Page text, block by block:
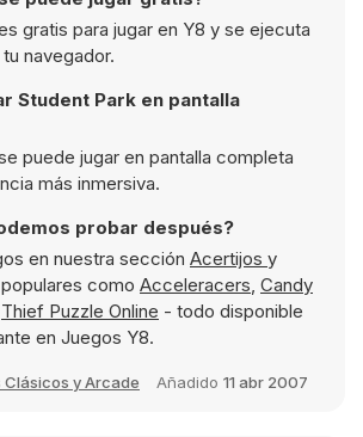
gratis para jugar en Y8 y se ejecuta
navegador.
Student Park en pantalla
puede jugar en pantalla completa
más inmersiva.
probar después?
en nuestra sección Acertijos y
como Acceleracers, Candy
Thief Puzzle Online - todo disponible
en Juegos Y8.
Clásicos y Arcade Añadido 11 abr 2007